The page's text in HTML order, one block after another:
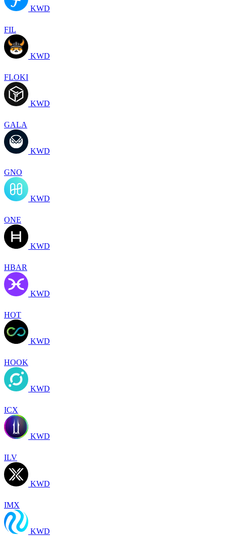
KWD
FIL
KWD
FLOKI
KWD
GALA
KWD
GNO
KWD
ONE
KWD
HBAR
KWD
HOT
KWD
HOOK
KWD
ICX
KWD
ILV
KWD
IMX
KWD